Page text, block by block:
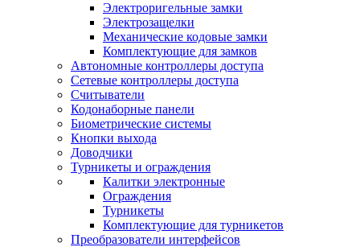
Электроригельные замки
Электрозащелки
Механические кодовые замки
Комплектующие для замков
Автономные контроллеры доступа
Сетевые контроллеры доступа
Считыватели
Кодонаборные панели
Биометрические системы
Кнопки выхода
Доводчики
Турникеты и ограждения
Калитки электронные
Ограждения
Турникеты
Комплектующие для турникетов
Преобразователи интерфейсов